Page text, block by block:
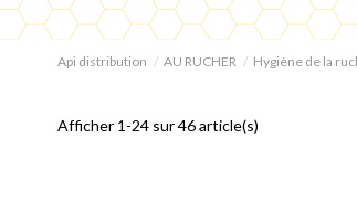
Api distribution AU RUCHER Hygiène de la
Afficher 1-24 sur 46 article(s)